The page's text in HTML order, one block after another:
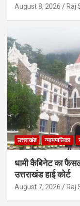
August 8, 2026 Raj
उत्तराखंड न्यायपालिका
धामी कैबिनेट का
उत्तराखंड हाई कोर्ट
August 7, 2026 Raj